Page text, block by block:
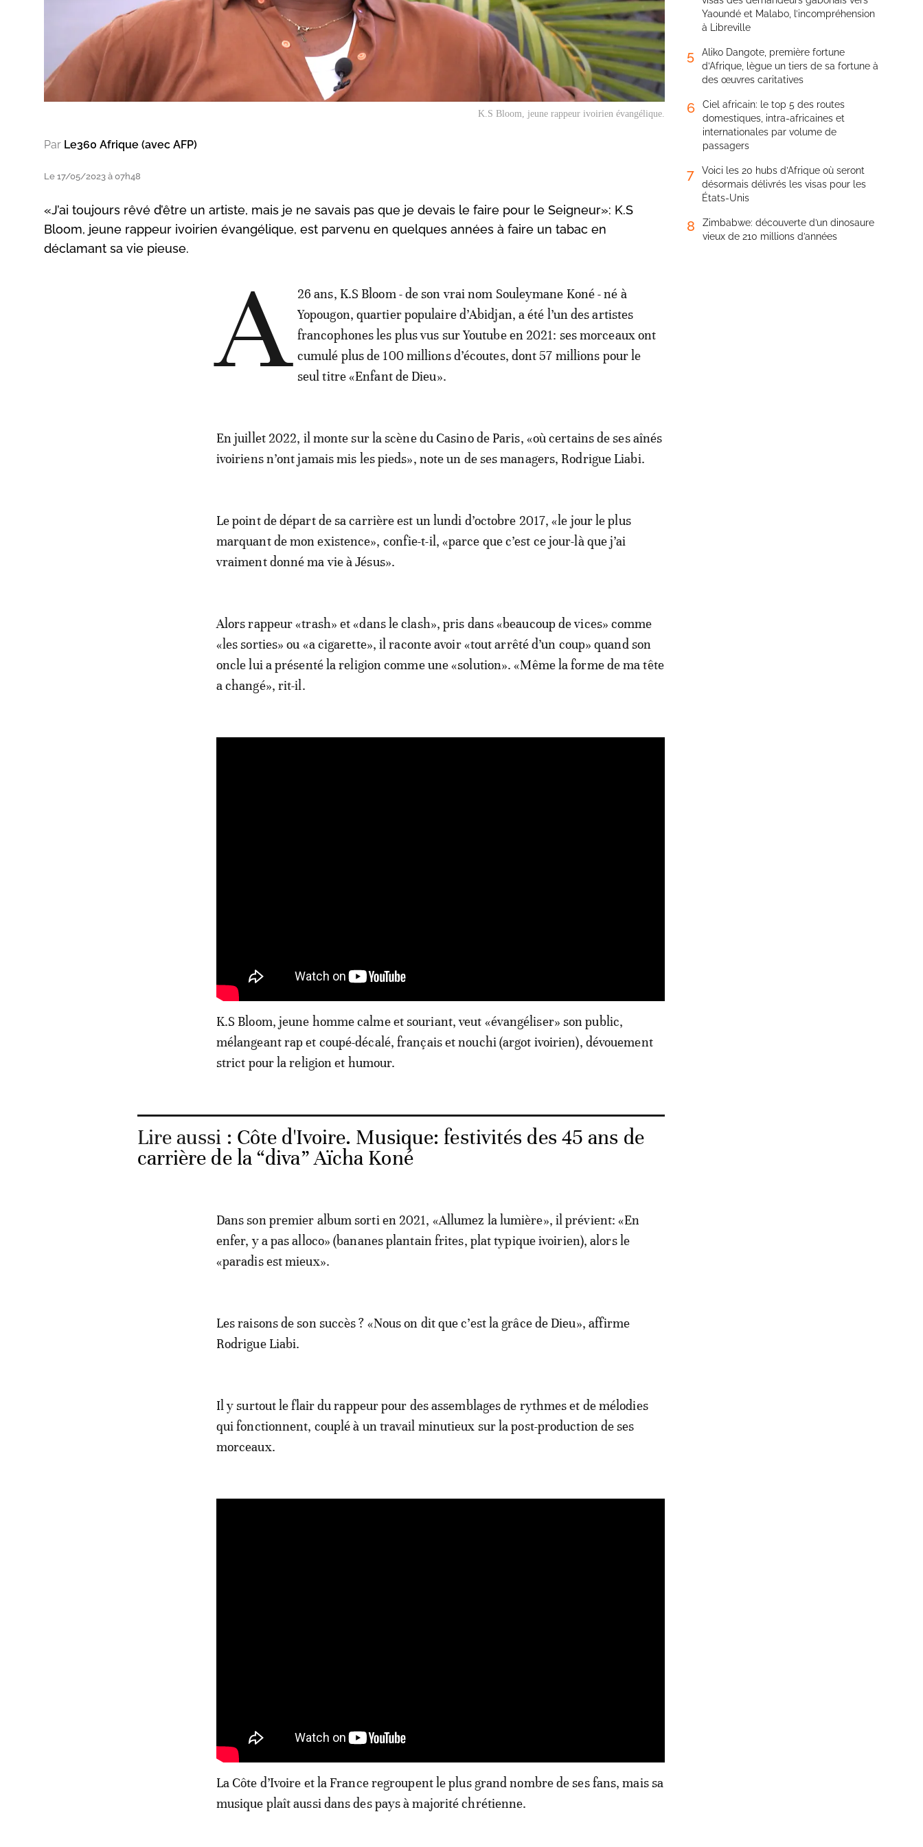
K.S Bloom, jeune rappeur ivoirien évangélique.
Par Le360 Afrique (avec AFP)
Le 17/05/2023 à 07h48
«J’ai toujours rêvé d’être un artiste, mais je ne savais pas que je devais le faire pour le Seigneur»: K.S
Bloom, jeune rappeur ivoirien évangélique, est parvenu en quelques années à faire un tabac en
déclamant sa vie pieuse.
A 26 ans, K.S Bloom - de son vrai nom Souleymane Koné - né à
Yopougon, quartier populaire d’Abidjan, a été l’un des artistes
francophones les plus vus sur Youtube en 2021: ses morceaux ont
cumulé plus de 100 millions d’écoutes, dont 57 millions pour le
seul titre «Enfant de Dieu».
En juillet 2022, il monte sur la scène du Casino de Paris, «où certains de ses aînés
ivoiriens n’ont jamais mis les pieds», note un de ses managers, Rodrigue Liabi.
Le point de départ de sa carrière est un lundi d’octobre 2017, «le jour le plus
marquant de mon existence», confie-t-il, «parce que c’est ce jour-là que j’ai
vraiment donné ma vie à Jésus».
Alors rappeur «trash» et «dans le clash», pris dans «beaucoup de vices» comme
«les sorties» ou «a cigarette», il raconte avoir «tout arrêté d’un coup» quand son
oncle lui a présenté la religion comme une «solution». «Même la forme de ma tête
a changé», rit-il.
K.S Bloom, jeune homme calme et souriant, veut «évangéliser» son public,
mélangeant rap et coupé-décalé, français et nouchi (argot ivoirien), dévouement
strict pour la religion et humour.
Lire aussi : Côte d'Ivoire. Musique: festivités des 45 ans de
carrière de la “diva” Aïcha Koné
Dans son premier album sorti en 2021, «Allumez la lumière», il prévient: «En
enfer, y a pas alloco» (bananes plantain frites, plat typique ivoirien), alors le
«paradis est mieux».
Les raisons de son succès ? «Nous on dit que c’est la grâce de Dieu», affirme
Rodrigue Liabi.
Il y surtout le flair du rappeur pour des assemblages de rythmes et de mélodies
qui fonctionnent, couplé à un travail minutieux sur la post-production de ses
morceaux.
La Côte d’Ivoire et la France regroupent le plus grand nombre de ses fans, mais sa
musique plaît aussi dans des pays à majorité chrétienne.
Yaoundé et Malabo, l’incompréhension
à Libreville
5
Aliko Dangote, première fortune
d’Afrique, lègue un tiers de sa fortune à
des œuvres caritatives
6
Ciel africain: le top 5 des routes
domestiques, intra-africaines et
internationales par volume de
passagers
7
Voici les 20 hubs d’Afrique où seront
désormais délivrés les visas pour les
États-Unis
8
Zimbabwe: découverte d’un dinosaure
vieux de 210 millions d’années